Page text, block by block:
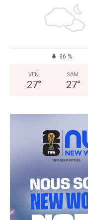
86 %
VEN
27°
SAM
27°